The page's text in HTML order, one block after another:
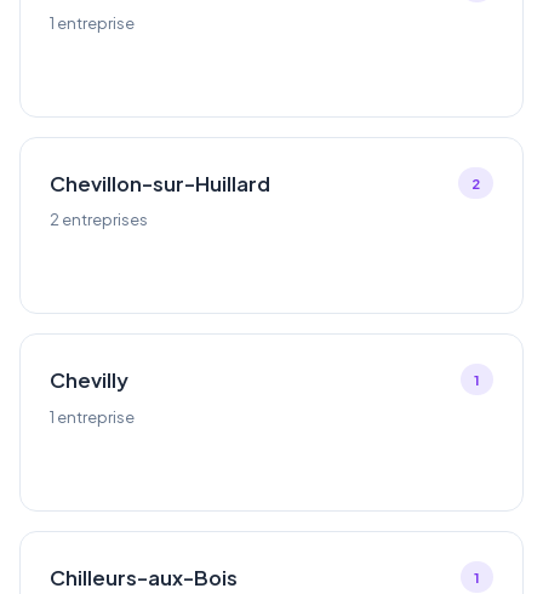
1 entreprise
Chevillon-sur-Huillard
2 entreprises
2
Chevilly
1 entreprise
1
Chilleurs-aux-Bois 1